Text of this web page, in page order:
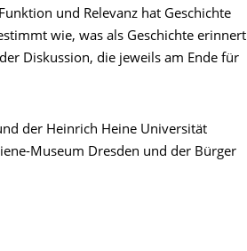
und Relevanz hat Geschichte
wie, was als Geschichte erinnert
Diskussion, die jeweils am Ende für
der Heinrich Heine Universität
Museum Dresden und der Bürger